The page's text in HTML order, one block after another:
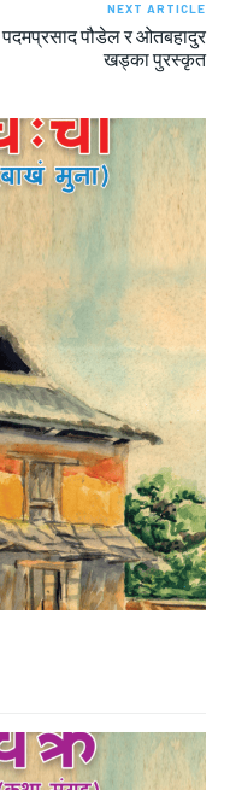
NEXT ARTICLE
पदमप्रसाद पौडेल र ओतबहादुर
खड्का पुरस्कृत